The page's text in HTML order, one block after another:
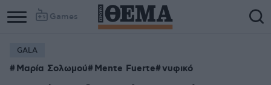
Games
GALA
Μαρία Σολωμού Mente Fuerte νυφικό